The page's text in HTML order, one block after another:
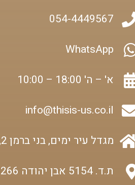
054-4449567
WhatsApp
א' – ה' 18:00 – 10:00
info@thisis-us.co.il
מגדל עיר ימים, בני ברמן 2, פולג - נתניה
ת.ד. 5154 אבן יהודה 4053266